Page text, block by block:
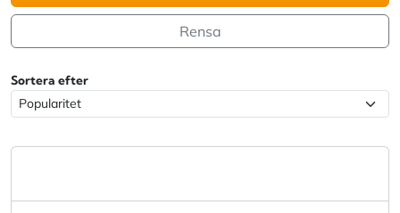
Rensa
Sortera efter